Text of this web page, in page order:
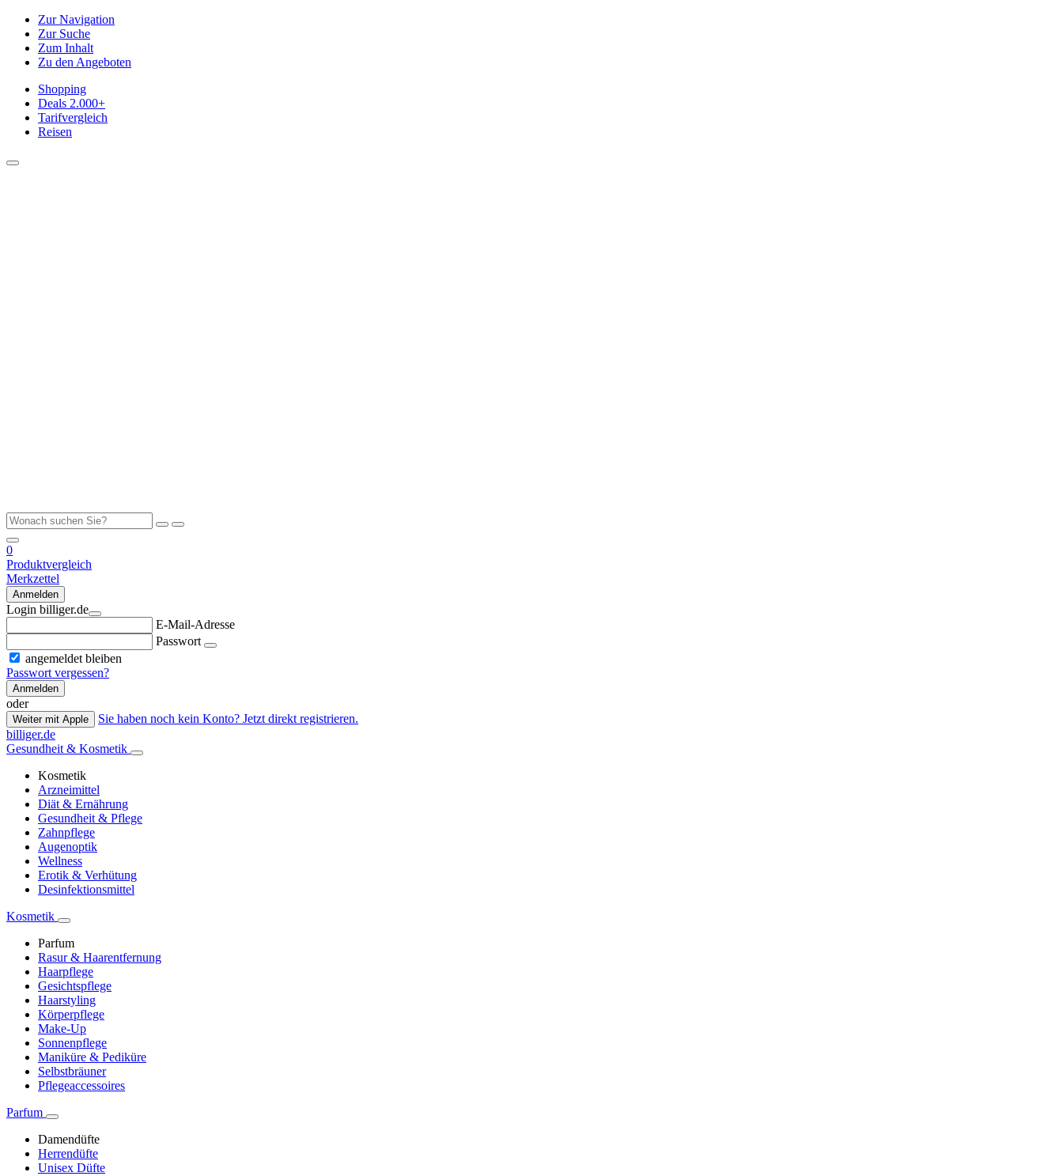
Zur Navigation
Zur Suche
Zum Inhalt
Zu den Angeboten
Shopping
Deals 2.000+
Tarifvergleich
Reisen
0
Produktvergleich
Merkzettel
Anmelden
Login billiger.de
E-Mail-Adresse
Passwort
angemeldet bleiben
Passwort vergessen?
Anmelden
oder
Weiter mit Apple
Sie haben noch kein Konto? Jetzt direkt registrieren.
billiger.de
Gesundheit & Kosmetik
Kosmetik
Arzneimittel
Diät & Ernährung
Gesundheit & Pflege
Zahnpflege
Augenoptik
Wellness
Erotik & Verhütung
Desinfektionsmittel
Kosmetik
Parfum
Rasur & Haarentfernung
Haarpflege
Gesichtspflege
Haarstyling
Körperpflege
Make-Up
Sonnenpflege
Maniküre & Pediküre
Selbstbräuner
Pflegeaccessoires
Parfum
Damendüfte
Herrendüfte
Unisex Düfte